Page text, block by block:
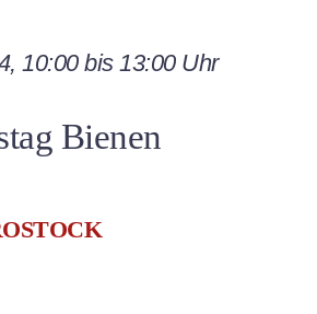
Bienen
10:00 bis 13:00 Uhr